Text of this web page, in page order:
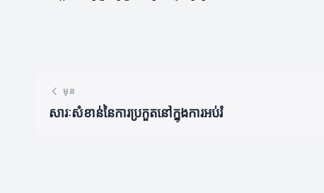
មុន
សារៈសំខាន់នៃការប្រកួតនៅក្នុងការអប់រំ